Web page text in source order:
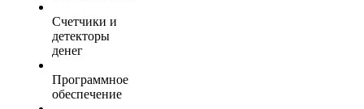
Счетчики и
детекторы
денег
Программное
обеспечение